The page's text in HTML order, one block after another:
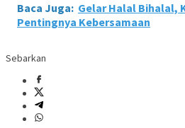
Baca Juga: Gelar Halal Bihalal,
Pentingnya Kebersamaan
Sebarkan